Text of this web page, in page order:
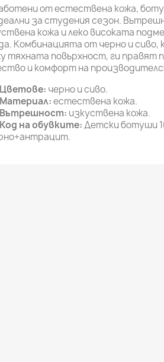
от естествена кожа,
за студения сезон.
кожа и леко високата
Комбинацията от черно и сиво,
тяхната повърхност, ги правят
и комфорт на
Цветове: черно и сиво.
Материал:естествена кожа.
Вътрешност: изкуствена кожа.
Код на обувките:Детски ботуши